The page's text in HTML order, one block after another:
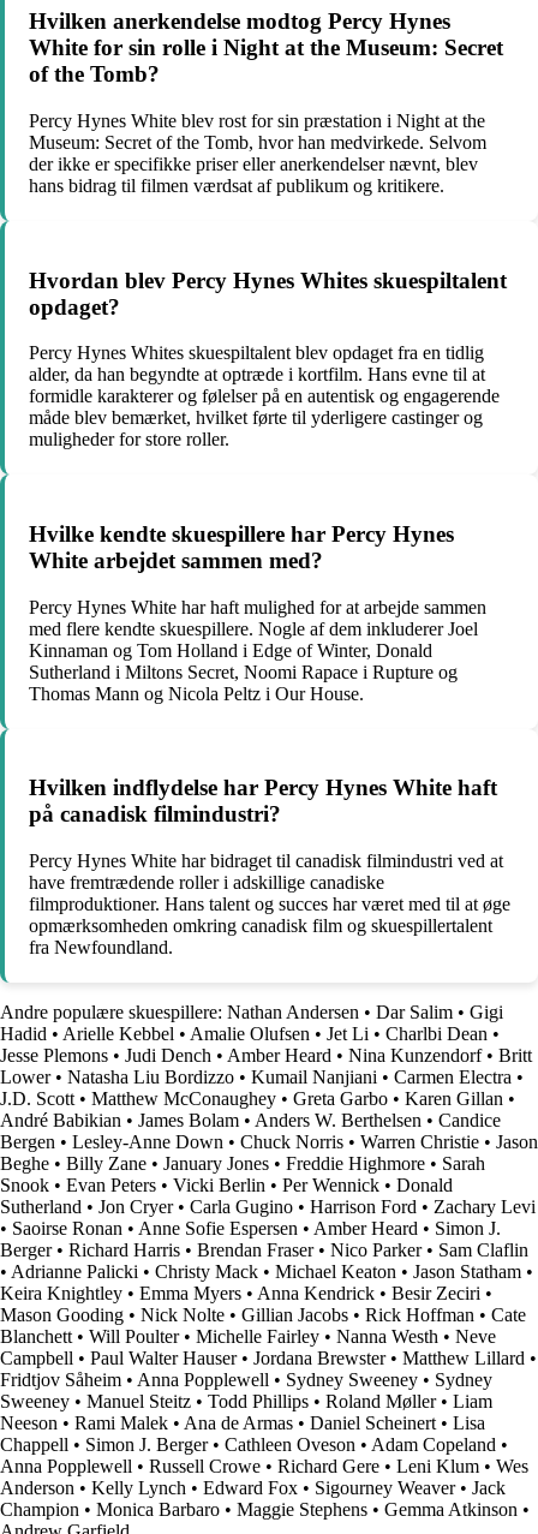
Hvilken anerkendelse modtog Percy Hynes
White for sin rolle i Night at the Museum: Secret
of the Tomb?
Percy Hynes White blev rost for sin præstation i Night at the
Museum: Secret of the Tomb, hvor han medvirkede. Selvom
der ikke er specifikke priser eller anerkendelser nævnt, blev
hans bidrag til filmen værdsat af publikum og kritikere.
Hvordan blev Percy Hynes Whites skuespiltalent
opdaget?
Percy Hynes Whites skuespiltalent blev opdaget fra en tidlig
alder, da han begyndte at optræde i kortfilm. Hans evne til at
formidle karakterer og følelser på en autentisk og engagerende
måde blev bemærket, hvilket førte til yderligere castinger og
muligheder for store roller.
Hvilke kendte skuespillere har Percy Hynes
White arbejdet sammen med?
Percy Hynes White har haft mulighed for at arbejde sammen
med flere kendte skuespillere. Nogle af dem inkluderer Joel
Kinnaman og Tom Holland i Edge of Winter, Donald
Sutherland i Miltons Secret, Noomi Rapace i Rupture og
Thomas Mann og Nicola Peltz i Our House.
Hvilken indflydelse har Percy Hynes White haft
på canadisk filmindustri?
Percy Hynes White har bidraget til canadisk filmindustri ved at
have fremtrædende roller i adskillige canadiske
filmproduktioner. Hans talent og succes har været med til at øge
opmærksomheden omkring canadisk film og skuespillertalent
fra Newfoundland.
Andre populære skuespillere: Nathan Andersen • Dar Salim • Gigi
Hadid • Arielle Kebbel • Amalie Olufsen • Jet Li • Charlbi Dean •
Jesse Plemons • Judi Dench • Amber Heard • Nina Kunzendorf• Britt
Lower• Natasha Liu Bordizzo • Kumail Nanjiani • Carmen Electra •
J.D. Scott • Matthew McConaughey • Greta Garbo • Karen Gillan •
André Babikian • James Bolam • Anders W. Berthelsen • Candice
Bergen • Lesley-Anne Down • Chuck Norris • Warren Christie • Jason
Beghe • Billy Zane • January Jones • Freddie Highmore • Sarah
Snook • Evan Peters • Vicki Berlin • Per Wennick • Donald
Sutherland • Jon Cryer• Carla Gugino • Harrison Ford • Zachary Levi
• Saoirse Ronan • Anne Sofie Espersen • Amber Heard • Simon J.
Berger• Richard Harris • Brendan Fraser• Nico Parker• Sam Claflin
• Adrianne Palicki • Christy Mack • Michael Keaton • Jason Statham •
Keira Knightley • Emma Myers • Anna Kendrick • Besir Zeciri •
Mason Gooding • Nick Nolte • Gillian Jacobs • Rick Hoffman • Cate
Blanchett • Will Poulter• Michelle Fairley • Nanna Westh • Neve
Campbell • Paul Walter Hauser• Jordana Brewster• Matthew Lillard •
Fridtjov Såheim • Anna Popplewell • Sydney Sweeney • Sydney
Sweeney • Manuel Steitz • Todd Phillips • Roland Møller• Liam
Neeson • Rami Malek • Ana de Armas • Daniel Scheinert • Lisa
Chappell • Simon J. Berger• Cathleen Oveson • Adam Copeland •
Anna Popplewell • Russell Crowe • Richard Gere • Leni Klum • Wes
Anderson • Kelly Lynch • Edward Fox • Sigourney Weaver• Jack
Champion • Monica Barbaro • Maggie Stephens • Gemma Atkinson •